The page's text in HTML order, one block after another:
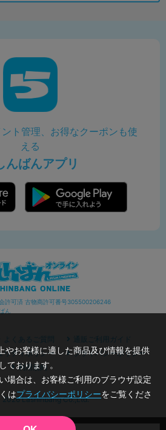
ト管理、お得なクーポンも使
える
んばんアプリ
許可済 古物商許可番号305500206246
ん
よくあるご質問
通販ご利用ガイド
リティポリシー
プライバシーポリシー
利用規約
Lashinbang Co.,Ltd.
やお客様に適した商品及び情報を提供
ております。
場合は、お客様ご利用のブラウザ設定
はプライバシーポリシーをご覧くださ